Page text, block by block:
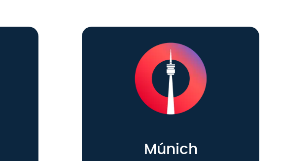
Múnich